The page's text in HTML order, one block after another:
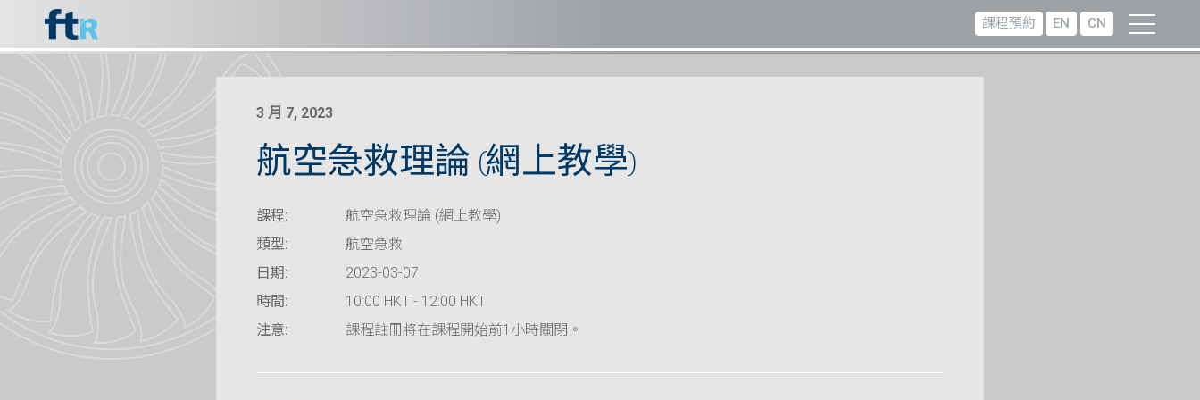
課程預約 EN CN
3 月 7, 2023
航空急救理論 (網上教學)
課程:
航空急救理論 (網上教學)
類型:
航空急救
日期:
2023-03-07
時間:
10:00 HKT - 12:00 HKT
注意:
課程註冊將在課程開始前1小時關閉。